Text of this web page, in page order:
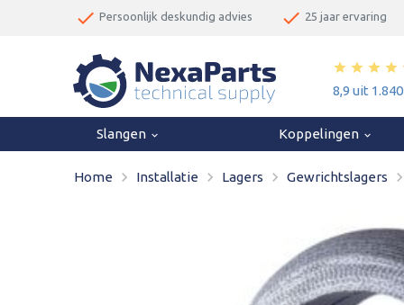
done Persoonlijk deskundig advies done 25 jaar ervaring
star star star star
8,9 uit
Slangen keyboard_arrow_down Koppelingen keyboard_arrow_down
Home navigate_next Installatie navigate_next Lagers navigate_next Gewrichtslagers